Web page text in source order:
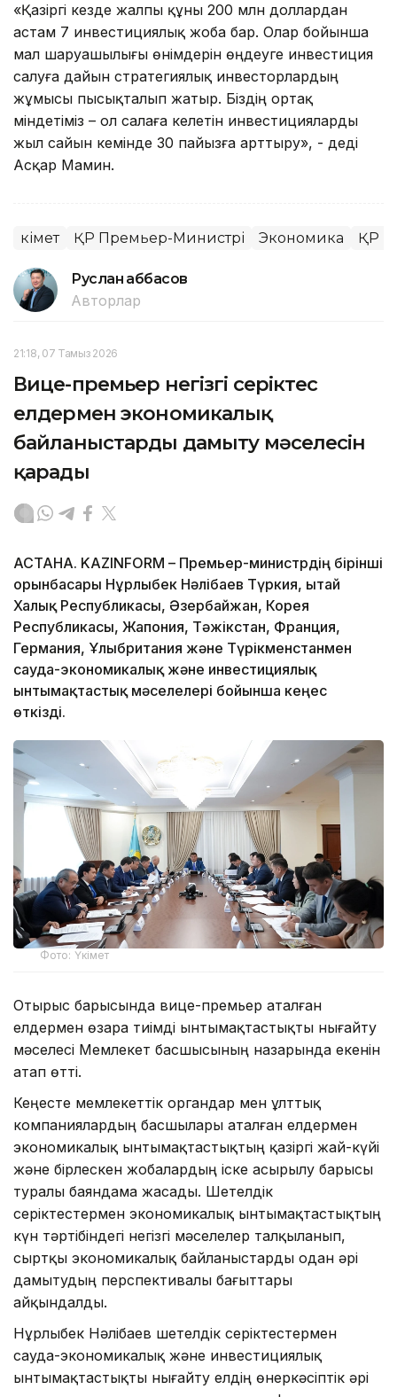
«Қазіргі кезде жалпы құны 200 млн доллардан
астам 7 инвестициялық жоба бар. Олар бойынша
мал шаруашылығы өнімдерін өңдеуге инвестиция
салуға дайын стратегиялық инвесторлардың
жұмысы пысықталып жатыр. Біздің ортақ
міндетіміз – ол салаға келетін инвестицияларды
жыл сайын кемінде 30 пайызға арттыру», - деді
Асқар Мамин.
Үкімет ҚР Премьер-Министрі Экономика ҚР
Руслан Ғаббасов
Авторлар
21:18, 07 Тамыз 2026
Вице-премьер негізгі серіктес
елдермен экономикалық
байланыстарды дамыту мәселесін
қарады
АСТАНА. KAZINFORM – Премьер-министрдің бірінші
орынбасары Нұрлыбек Нәлібаев Түркия, Қытай
Халық Республикасы, Әзербайжан, Корея
Республикасы, Жапония, Тәжікстан, Франция,
Германия, Ұлыбритания және Түрікменстанмен
сауда-экономикалық және инвестициялық
ынтымақтастық мәселелері бойынша кеңес
өткізді.
Фото: Үкімет
Отырыс барысында вице-премьер аталған
елдермен өзара тиімді ынтымақтастықты нығайту
мәселесі Мемлекет басшысының назарында екенін
атап өтті.
Кеңесте мемлекеттік органдар мен ұлттық
компаниялардың басшылары аталған елдермен
экономикалық ынтымақтастықтың қазіргі жай-күйі
және бірлескен жобалардың іске асырылу барысы
туралы баяндама жасады. Шетелдік
серіктестермен экономикалық ынтымақтастықтың
күн тәртібіндегі негізгі мәселелер талқыланып,
сыртқы экономикалық байланыстарды одан әрі
дамытудың перспективалы бағыттары
айқындалды.
Нұрлыбек Нәлібаев шетелдік серіктестермен
сауда-экономикалық және инвестициялық
ынтымақтастықты нығайту елдің өнеркәсіптік әрі